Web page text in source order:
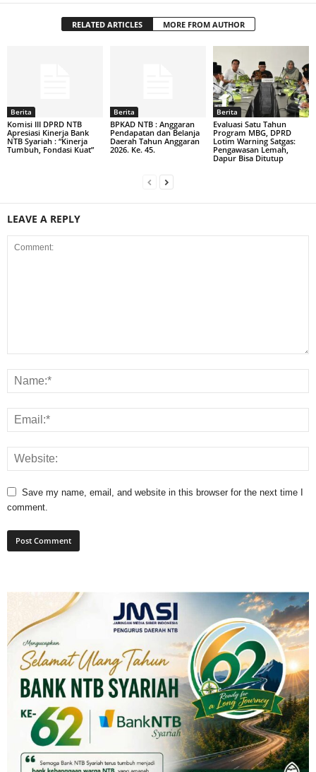
RELATED ARTICLES MORE FROM AUTHOR
Berita
Komisi III DPRD NTB
Apresiasi Kinerja Bank
NTB Syariah : “Kinerja
Tumbuh, Fondasi Kuat”
Berita
BPKAD NTB : Anggaran
Pendapatan dan Belanja
Daerah Tahun Anggaran
2026. Ke. 45.
Berita
Evaluasi Satu Tahun
Program MBG, DPRD
Lotim Warning Satgas:
Pengawasan Lemah,
Dapur Bisa Ditutup
LEAVE A REPLY
Save my name, email, and website in this browser for the next time I
comment.